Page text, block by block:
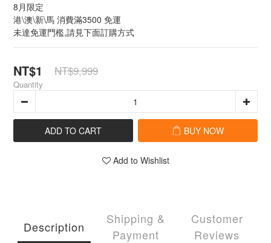
8月限定
港\澳\新\馬 消費滿3500 免運
未達免運門檻,請見下面訂購方式
NT$1 NT$9,999
Quantity
ADD TO CART BUY NOW
Add to Wishlist
Description
Shipping &
Payment
Customer
Reviews